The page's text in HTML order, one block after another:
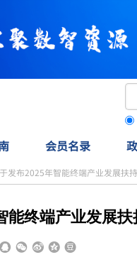
会员名录
发布2025年智能终端产业发展扶
能终端产业发展